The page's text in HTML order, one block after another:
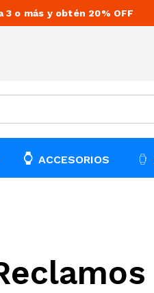
3 o más y obtén 20% OFF
ACCESORIOS